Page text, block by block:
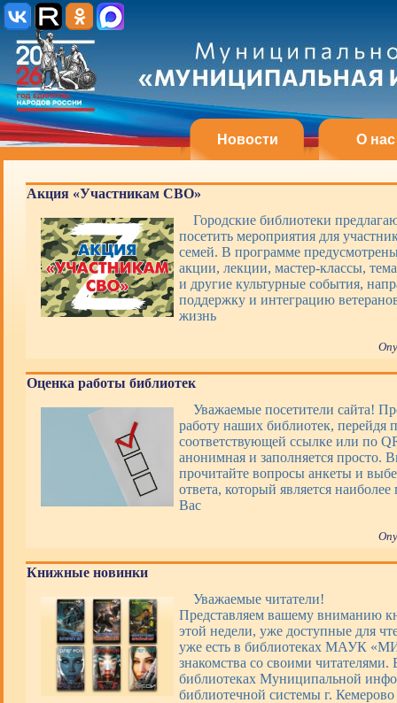
Новости О нас
Акция «Участникам СВО»
Городские библиотеки
посетить мероприятия для
семей. В программе
акции, лекции, мастер-классы,
и другие культурные события,
поддержку и интеграцию
жизнь
Оценка работы библиотек
Уважаемые посетители сайта!
работу наших библиотек, перейдя
соответствующей ссылке или по
анонимная и заполняется просто.
прочитайте вопросы анкеты и
ответа, который является
Вас
Книжные новинки
Уважаемые читатели!
Представляем вашему вниманию
этой недели, уже доступные для
уже есть в библиотеках МАУК
знакомства со своими читателями.
библиотеках Муниципальной
библиотечной системы г. Кемерово